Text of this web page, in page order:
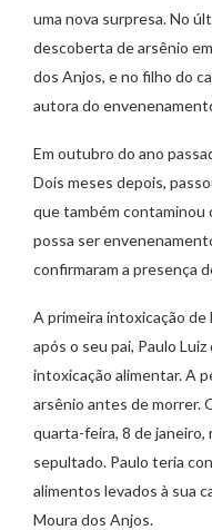
uma nova surpresa. No
descoberta de arsênio
dos Anjos, e no filho do
autora do
Em outubro do ano
Dois meses depois,
que também contaminou
possa ser
confirmaram a presença
A primeira intoxicação de
após o seu pai, Paulo
intoxicação alimentar. A
arsênio antes de morrer.
quarta-feira, 8 de janeiro,
sepultado. Paulo teria
alimentos levados à sua
Moura dos Anjos.